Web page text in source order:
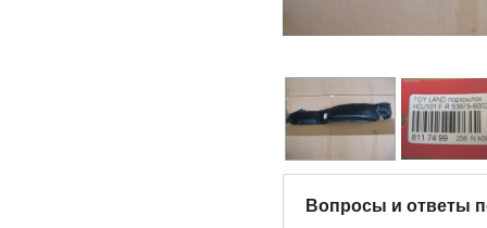
Вопросы и ответы